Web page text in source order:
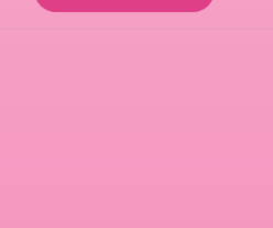
Roxenne